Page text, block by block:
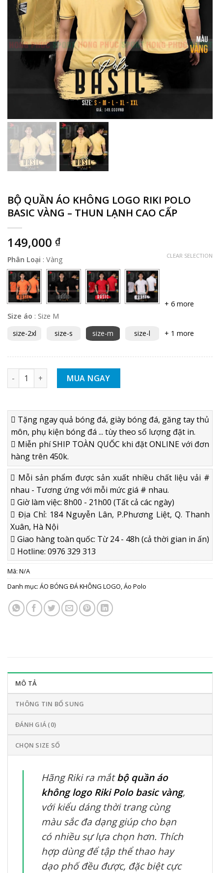
BỘ QUẦN ÁO KHÔNG LOGO RIKI POLO
BASIC VÀNG – THUN LẠNH CAO CẤP
149,000 ₫
Phân Loại : Vàng
+ 6 more
Size áo : Size M
size-2xl
size-s size-m size-l + 1 more
CLEAR SELECTION
BỘ QUẦN ÁO KHÔNG LOGO RIKI POLO BASIC VÀNG - THUN
MUA NGAY
Tặng ngay quả bóng đá, giày bóng đá, găng tay thủ
môn, phụ kiện bóng đá ... tùy theo số lượng đặt in.
Miễn phí SHIP TOÀN QUỐC khi đặt ONLINE với đơn
hàng trên 450k.
Mỗi sản phẩm được sản xuất nhiều chất liệu vải #
nhau - Tương ứng với mỗi mức giá # nhau.
Giờ làm việc: 8h00 - 21h00 (Tất cả các ngày)
Địa Chỉ: 184 Nguyễn Lân, P.Phương Liệt, Q. Thanh
Xuân, Hà Nội
Giao hàng toàn quốc: Từ 24 - 48h (cả thời gian in ấn)
Hotline: 0976 329 313
Mã: N/A
Danh mục: ÁO BÓNG ĐÁ KHÔNG LOGO,Áo Polo
MÔ TẢ
THÔNG TIN BỔ SUNG
ĐÁNH GIÁ (0)
CHỌN SIZE SỐ
Hãng Riki ra mắtbộ quần áo
không logo Riki Polo basic vàng,
với kiểu dáng thời trang cùng
màu sắc đa dạng giúp cho bạn
có nhiều sự lựa chọn hơn. Thích
hợp dùng để tập thể thao hay
dạo phố đều được, đặc biệt cực